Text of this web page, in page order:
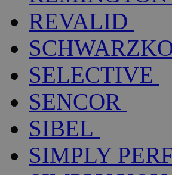
REVALID
SELECTIVE
SENCOR
SIBEL
SIMPLY